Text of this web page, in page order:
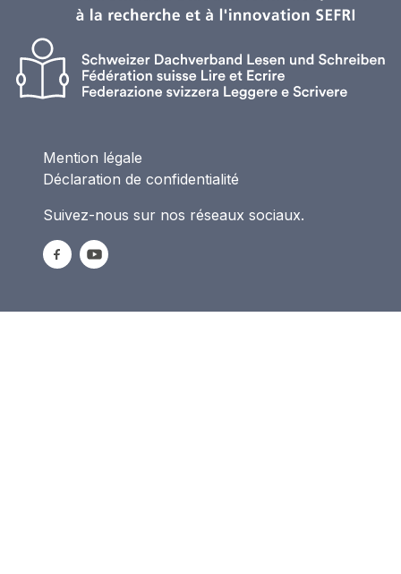
Mention légale
Déclaration de confidentialité
Suivez-nous sur nos réseaux sociaux.